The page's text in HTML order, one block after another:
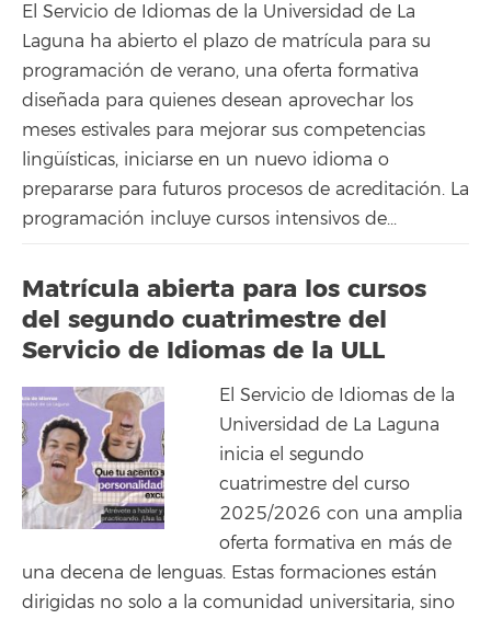
El Servicio de Idiomas de la Universidad de La
Laguna ha abierto el plazo de matrícula para su
programación de verano, una oferta formativa
diseñada para quienes desean aprovechar los
meses estivales para mejorar sus competencias
lingüísticas, iniciarse en un nuevo idioma o
prepararse para futuros procesos de acreditación. La
programación incluye cursos intensivos de...
Matrícula abierta para los cursos
del segundo cuatrimestre del
Servicio de Idiomas de la ULL
El Servicio de Idiomas de la
Universidad de La Laguna
inicia el segundo
cuatrimestre del curso
2025/2026 con una amplia
oferta formativa en más de
una decena de lenguas. Estas formaciones están
dirigidas no solo a la comunidad universitaria, sino